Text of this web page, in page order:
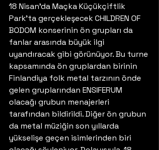
18 Nisan’da Maçka Küçükçiftlik
Park’ta gerçekleşecek CHILDREN OF
BODOM konserinin ön grupları da
fanlar arasında büyük ilgi
uyandıracak gibi görünüyor. Bu turne
kapsamında ön gruplardan birinin
Finlandiya folk metal tarzının önde
gelen gruplarından ENSIFERUM
olacağı grubun menajerleri
tarafından bildirildi. Diğer ön grubun
da metal müziğin son yıllarda
yükselişe geçen isimlerinden biri